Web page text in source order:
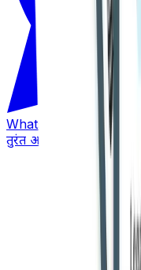
WhatsApp
तुरंत अपडेट पाएं